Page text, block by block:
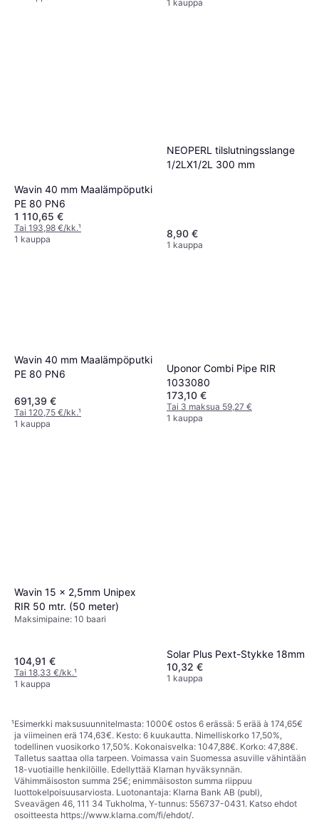
1 kauppa
Wavin 40 mm Maalämpöputki
PE 80 PN6
1 110,65 €
Tai 193,98 €/kk.¹
1 kauppa
NEOPERL tilslutningsslange
1/2LX1/2L 300 mm
8,90 €
1 kauppa
Wavin 40 mm Maalämpöputki
PE 80 PN6
691,39 €
Tai 120,75 €/kk.¹
1 kauppa
Uponor Combi Pipe RIR
1033080
173,10 €
Tai 3 maksua 59,27 €
1 kauppa
Wavin 15 x 2,5mm Unipex
RIR 50 mtr. (50 meter)
Maksimipaine: 10 baari
104,91 €
Tai 18,33 €/kk.¹
1 kauppa
Solar Plus Pext-Stykke 18mm
10,32 €
1 kauppa
¹Esimerkki maksusuunnitelmasta: 1000€ ostos 6 erässä: 5 erää à 174,65€
ja viimeinen erä 174,63€. Kesto: 6 kuukautta. Nimelliskorko 17,50%,
todellinen vuosikorko 17,50%. Kokonaisvelka: 1047,88€. Korko: 47,88€.
Talletus saattaa olla tarpeen. Voimassa vain Suomessa asuville vähintään
18-vuotiaille henkilöille. Edellyttää Klarnan hyväksynnän.
Vähimmäisoston summa 25€; enimmäisoston summa riippuu
luottokelpoisuusarviosta. Luotonantaja: Klarna Bank AB (publ),
Sveavägen 46, 111 34 Tukholma, Y-tunnus: 556737-0431. Katso ehdot
osoitteesta https://www.klarna.com/fi/ehdot/.